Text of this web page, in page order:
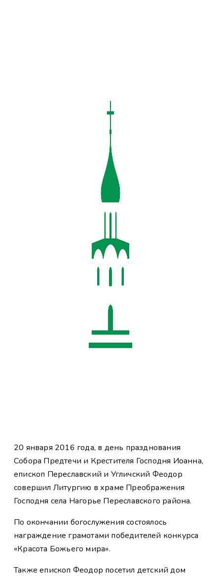
20 января 2016 года, в день празднования
Собора Предтечи и Крестителя Господня Иоанна,
епископ Переславский и Угличский Феодор
совершил Литургию в храме Преображения
Господня села Нагорье Переславского района.
По окончании богослужения состоялось
награждение грамотами победителей конкурса
«Красота Божьего мира».
Также епископ Феодор посетил детский дом